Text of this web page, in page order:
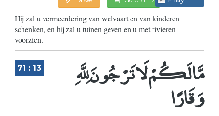
Hij zal u vermeerdering van welvaart en van kinderen
schenken, en hij zal u tuinen geven en u met rivieren
voorzien.
71 : 13 مَّا لَكُمْ لَا تَرْجُونَ لِلَّهِ
وَقَارًا